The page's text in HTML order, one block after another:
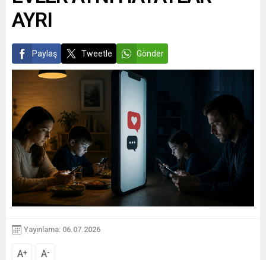
AYRI
Paylaş Tweetle Gönder
Yayınlama: 06.07.2026
A+ A-